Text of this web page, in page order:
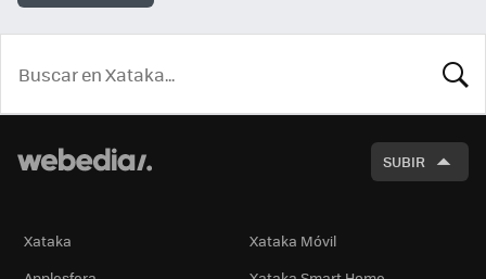
SUBIR
Xataka
Xataka Móvil